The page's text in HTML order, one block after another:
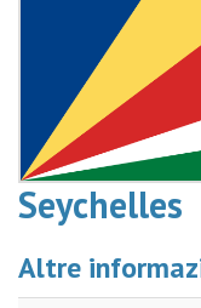
Seychelles
Altre